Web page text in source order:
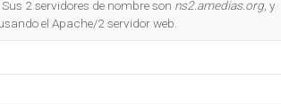
2 servidores de nombre son ns2.amedias.org , y
el Apache/2 servidor web.